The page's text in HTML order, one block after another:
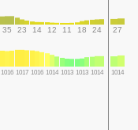
35 23 14 12 11 18 24 27
1016 1017 1016 1014 1013 1013 1014 1014